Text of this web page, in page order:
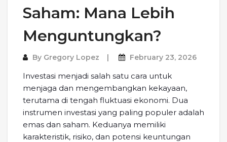
Saham: Mana Lebih
Menguntungkan?
By Gregory Lopez February 23, 2026
Investasi menjadi salah satu cara untuk
menjaga dan mengembangkan kekayaan,
terutama di tengah fluktuasi ekonomi. Dua
instrumen investasi yang paling populer adalah
emas dan saham. Keduanya memiliki
karakteristik, risiko, dan potensi keuntungan